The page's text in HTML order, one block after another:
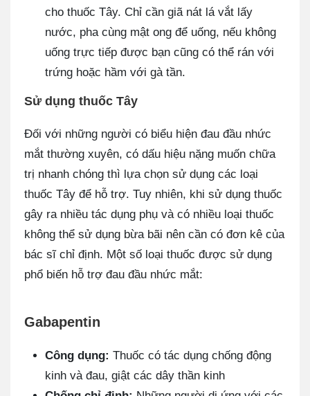
cho thuốc Tây. Chỉ cần giã nát lá vắt lấy
nước, pha cùng mật ong để uống, nếu không
uống trực tiếp được bạn cũng có thể rán với
trứng hoặc hầm với gà tần.
Sử dụng thuốc Tây
Đối với những người có biểu hiện đau đầu nhức
mắt thường xuyên, có dấu hiệu nặng muốn chữa
trị nhanh chóng thì lựa chọn sử dụng các loại
thuốc Tây để hỗ trợ. Tuy nhiên, khi sử dụng thuốc
gây ra nhiều tác dụng phụ và có nhiều loại thuốc
không thể sử dụng bừa bãi nên cần có đơn kê của
bác sĩ chỉ định. Một số loại thuốc được sử dụng
phổ biến hỗ trợ đau đầu nhức mắt:
Gabapentin
Công dụng: Thuốc có tác dụng chống động
kinh và đau, giật các dây thần kinh